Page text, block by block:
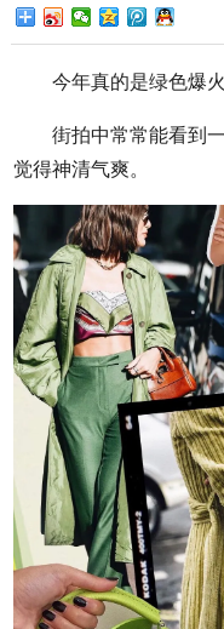
今年真的是绿色爆
街拍中常常能看到
觉得神清气爽。